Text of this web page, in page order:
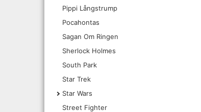
Pippi Långstrump
Pocahontas
Sagan Om Ringen
Sherlock Holmes
South Park
Star Trek
Star Wars
Street Fighter